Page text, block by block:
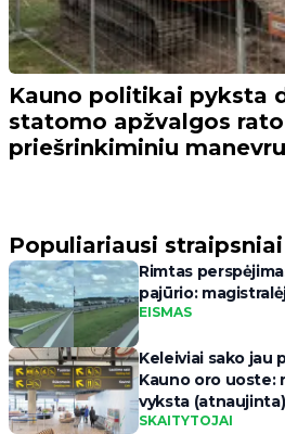
Kauno politikai pyksta
statomo apžvalgos
priešrinkiminiu manevru
Populiariausi straipsniai
Rimtas
pajūrio:
EISMAS
Keleiviai sako jau
Kauno oro uoste:
vyksta (atnaujinta)
SKAITYTOJAI